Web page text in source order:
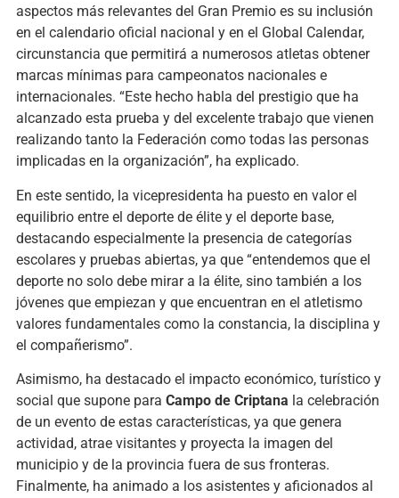
aspectos más relevantes del Gran Premio es su inclusión
en el calendario oficial nacional y en el Global Calendar,
circunstancia que permitirá a numerosos atletas obtener
marcas mínimas para campeonatos nacionales e
internacionales. “Este hecho habla del prestigio que ha
alcanzado esta prueba y del excelente trabajo que vienen
realizando tanto la Federación como todas las personas
implicadas en la organización”, ha explicado.
En este sentido, la vicepresidenta ha puesto en valor el
equilibrio entre el deporte de élite y el deporte base,
destacando especialmente la presencia de categorías
escolares y pruebas abiertas, ya que “entendemos que el
deporte no solo debe mirar a la élite, sino también a los
jóvenes que empiezan y que encuentran en el atletismo
valores fundamentales como la constancia, la disciplina y
el compañerismo”.
Asimismo, ha destacado el impacto económico, turístico y
social que supone para Campo de Criptana la celebración
de un evento de estas características, ya que genera
actividad, atrae visitantes y proyecta la imagen del
municipio y de la provincia fuera de sus fronteras.
Finalmente, ha animado a los asistentes y aficionados al